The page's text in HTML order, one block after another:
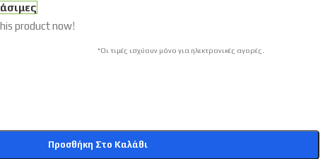
product now!
*Οι τιμές ισχύουν μόνο για ηλεκτρονικές αγορές.
Προσθήκη Στο Καλάθι